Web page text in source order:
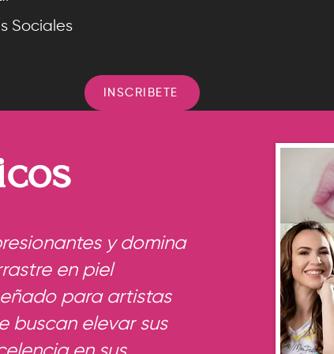
INSCRIBETE
Sociales
y domina
en piel
para artistas
buscan elevar sus